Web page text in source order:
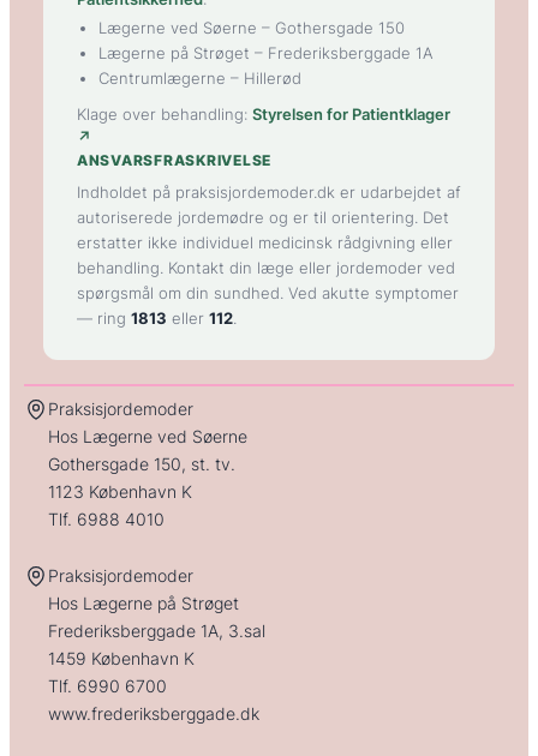
Lægerne ved Søerne – Gothersgade 150
Lægerne på Strøget – Frederiksberggade 1A
Centrumlægerne – Hillerød
Klage over behandling: Styrelsen for Patientklager
↗
ANSVARSFRASKRIVELSE
Indholdet på praksisjordemoder.dk er udarbejdet af
autoriserede jordemødre og er til orientering. Det
erstatter ikke individuel medicinsk rådgivning eller
behandling. Kontakt din læge eller jordemoder ved
spørgsmål om din sundhed. Ved akutte symptomer
— ring 1813 eller 112
Praksisjordemoder
Hos Lægerne ved Søerne
Gothersgade 150, st. tv.
1123 København K
Tlf. 6988 4010
Praksisjordemoder
Hos Lægerne på Strøget
Frederiksberggade 1A, 3.sal
1459 København K
Tlf. 6990 6700
www.frederiksberggade.dk